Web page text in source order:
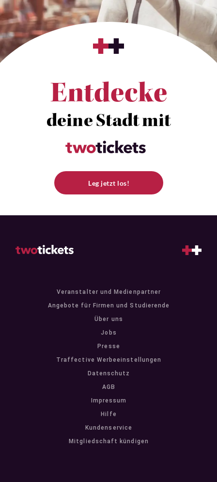
Entdecke
deine Stadt mit
Leg jetzt los!
Veranstalter und Medienpartner
Angebote für Firmen und Studierende
Über uns
Jobs
Presse
Traffective Werbeeinstellungen
Datenschutz
AGB
Impressum
Hilfe
Kundenservice
Mitgliedschaft kündigen